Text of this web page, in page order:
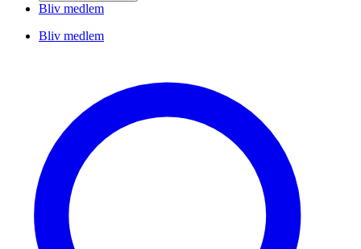
Bliv medlem
Bliv medlem